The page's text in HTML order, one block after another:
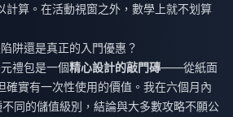
算。在活動視窗之外，數學上就不划算
阱還是真正的入門優惠？
禮包是一個精心設計的敲門磚——從紙面
確實有一次性使用的價值。我在六個月內
同的儲值級別，結論與大多數攻略不願公